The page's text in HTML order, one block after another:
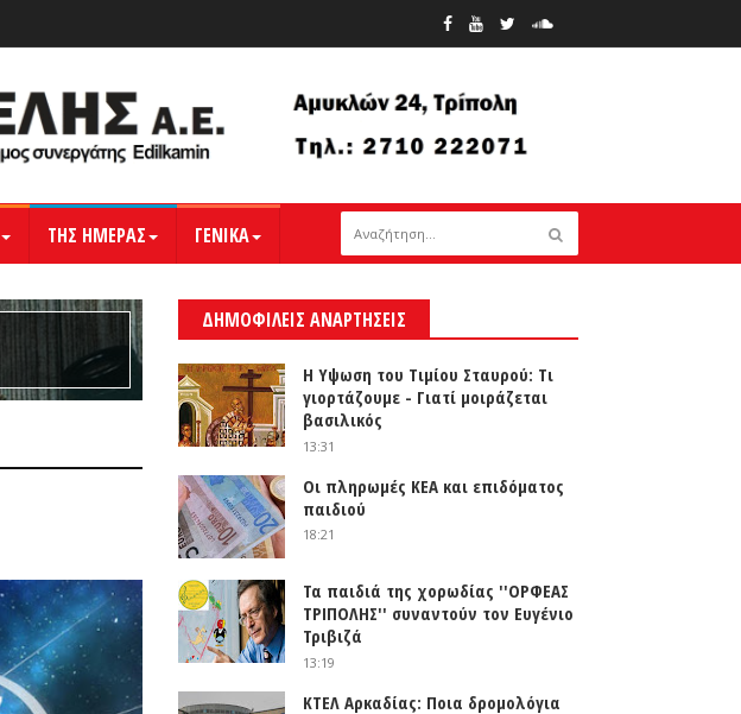
ΤΗΣ ΗΜΕΡΑΣ ΓΕΝΙΚΑ
ΔΗΜΟΦΙΛΕΙΣ ΑΝΑΡΤΗΣΕΙΣ
Η Υψωση του Τιμίου Σταυρού: Τι
γιορτάζουμε - Γιατί μοιράζεται
βασιλικός
13:31
Οι πληρωμές ΚΕΑ και επιδόματος
παιδιού
18:21
Τα παιδιά της χορωδίας ''ΟΡΦΕΑΣ
ΤΡΙΠΟΛΗΣ'' συναντούν τον Ευγένιο
Τριβιζά
13:19
ΚΤΕΛ Αρκαδίας: Ποια δρομολόγια